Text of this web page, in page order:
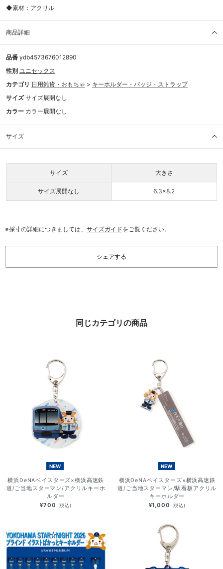
◆素材：アクリル
商品詳細
品番 ydb4573676012890
性別 ユニセックス
カテゴリ 日用雑貨・おもちゃ > キーホルダー・バッジ・ストラップ
サイズ サイズ展開なし
カラー カラー展開なし
サイズ
サイズ 大きさ
サイズ展開なし 6.3×8.2
※採寸の詳細につきましては、 サイズガイドをご覧ください。
シェアする
同じカテゴリの商品
NEW
横浜DeNAベイスターズ×横浜高速鉄
道/ご当地スターマン/アクリルキーホ
ルダー
¥700 (税込)
NEW
横浜DeNAベイスターズ×横浜高速鉄
道/ご当地スターマン/駅看板アクリル
キーホルダー
¥1,000 (税込)